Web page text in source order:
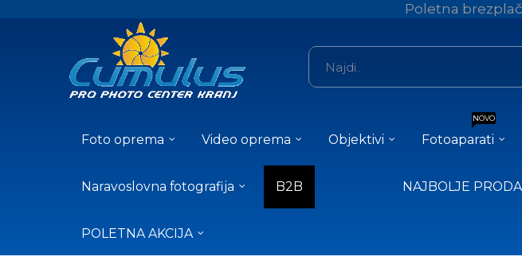
Poletna
Foto oprema Video oprema Objektivi
NOVO
Fotoaparati
Naravoslovna fotografija B2B NAJBOLJE
POLETNA AKCIJA